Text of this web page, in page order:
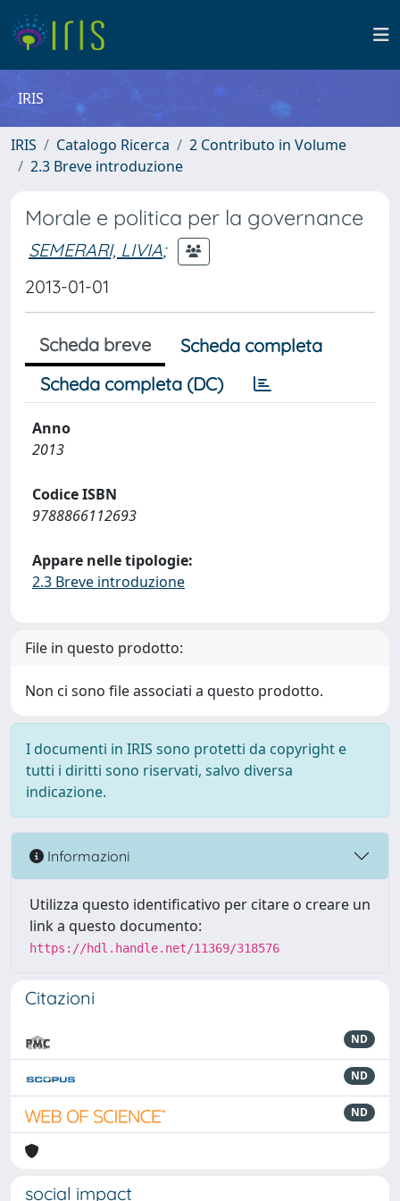
IRIS
IRIS Catalogo Ricerca
2 Contributo in Volume
2.3 Breve introduzione
Morale e politica per la governance
SEMERARI, LIVIA;
2013-01-01
Scheda breve
Scheda completa
Scheda completa (DC)
Anno
2013
Codice ISBN
9788866112693
Appare nelle tipologie:
2.3 Breve introduzione
File in questo prodotto:
Non ci sono file associati a questo prodotto.
I documenti in IRIS sono protetti da copyright e
tutti i diritti sono riservati, salvo diversa
indicazione.
Informazioni
Utilizza questo identificativo per citare o creare un
link a questo documento:
https://hdl.handle.net/11369/318576
Citazioni
ND
ND
ND
social impact